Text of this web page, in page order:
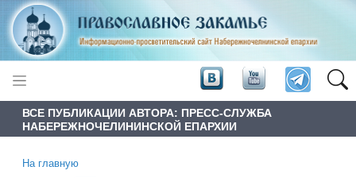
ВСЕ ПУБЛИКАЦИИ АВТОРА: ПРЕСС-СЛУЖБА
НАБЕРЕЖНОЧЕЛИНИНСКОЙ ЕПАРХИИ
На главную